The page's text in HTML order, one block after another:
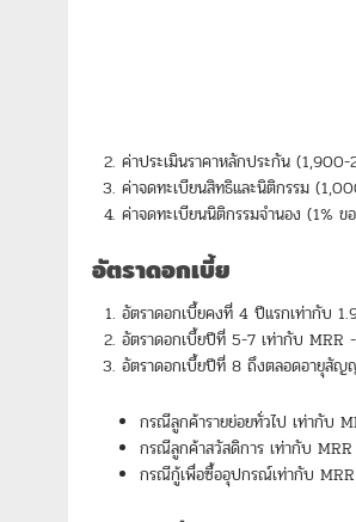
ค่าประเมินราคาหลักประกัน
ค่าจดทะเบียนสิทธิและนิติกรรม
ค่าจดทะเบียนนิติกรรมจำนอง (1% ข
อัตราดอกเบี้ย
อัตราดอกเบี้ยคงที่ 4 ปีแรกเท่ากับ
อัตราดอกเบี้ยปีที่ 5-7 เท่ากับ MRR
อัตราดอกเบี้ยปีที่ 8 ถึงตลอดอายุสัญ
กรณีลูกค้ารายย่อยทั่วไป เท่ากับ
กรณีลูกค้าสวัสดิการ เท่ากับ
กรณีกู้เพื่อซื้ออุปกรณ์เท่ากับ